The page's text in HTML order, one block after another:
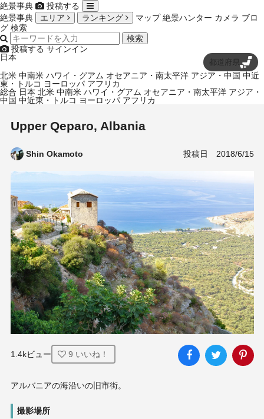
絶景事典
投稿する
絶景事典
エリア ランキング マップ 絶景ハンター カメラ ブロ
グ 検索
検索
投稿する サインイン
日本
都道府県
北米 中南米 ハワイ・グアム オセアニア・南太平洋 アジア・中国 中近
東・トルコ ヨーロッパ アフリカ
総合 日本 北米 中南米 ハワイ・グアム オセアニア・南太平洋 アジア・
中国 中近東・トルコ ヨーロッパ アフリカ
Upper Qeparo, Albania
Shin Okamoto 投稿日 2018/6/15
1.4kビュー 9 いいね！
アルバニアの海沿いの旧市街。
撮影場所